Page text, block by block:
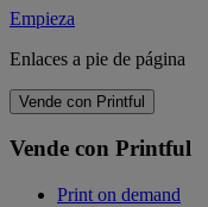
Empieza
Enlaces a pie de página
Vende con Printful
Vende con Printful
Print on demand